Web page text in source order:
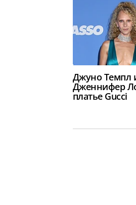
Джуно Темпл
Дженнифер
платье Gucci